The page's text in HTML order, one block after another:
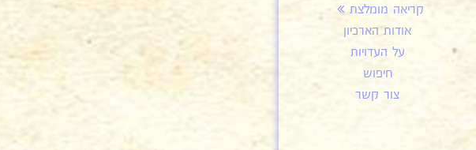
קריאה מומלצת
אודות הארכיון
על העדויות
חיפוש
צור קשר